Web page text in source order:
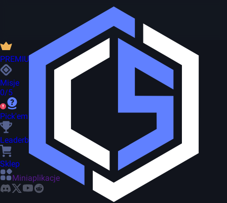
PREMIUM
Misje
0/5
Pick'em
Leaderboard
Sklep
Miniaplikacje